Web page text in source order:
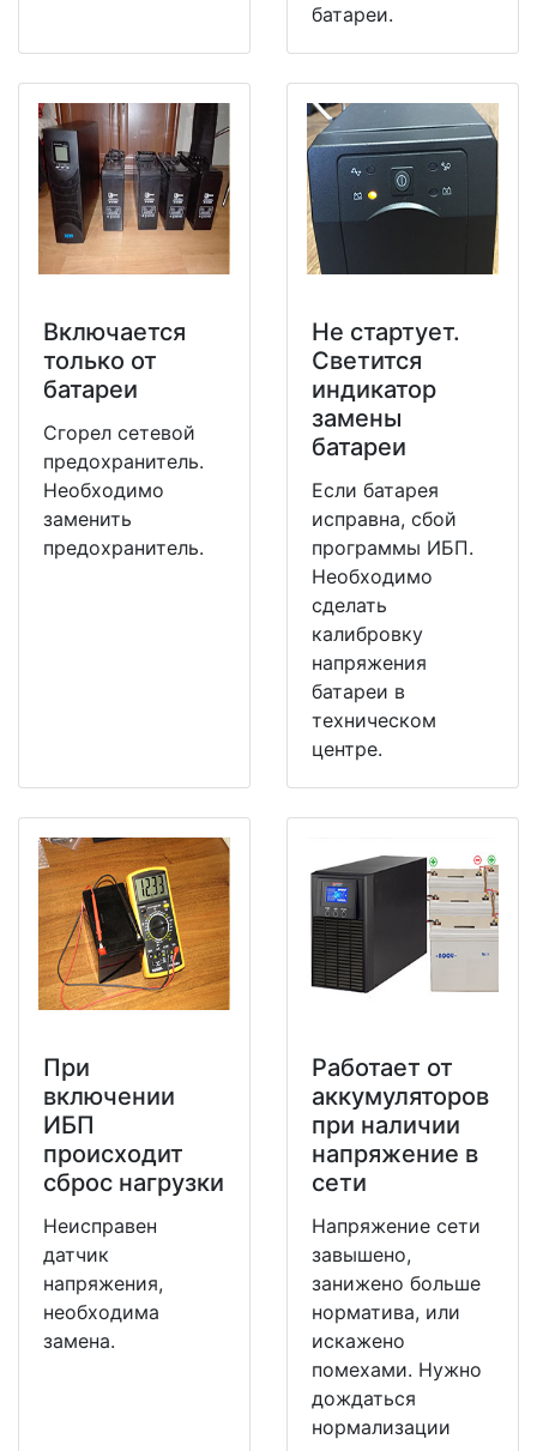
батареи.
Включается
только от
батареи
Сгорел сетевой
предохранитель.
Необходимо
заменить
предохранитель.
Не стартует.
Светится
индикатор
замены
батареи
Если батарея
исправна, сбой
программы ИБП.
Необходимо
сделать
калибровку
напряжения
батареи в
техническом
центре.
При
включении
ИБП
происходит
сброс нагрузки
Неисправен
датчик
напряжения,
необходима
замена.
Работает от
аккумуляторов
при наличии
напряжение в
сети
Напряжение сети
завышено,
занижено больше
норматива, или
искажено
помехами. Нужно
дождаться
нормализации